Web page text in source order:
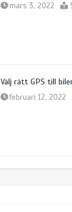
mars 3, 2022
Välj rätt GPS till
februari 12, 2022